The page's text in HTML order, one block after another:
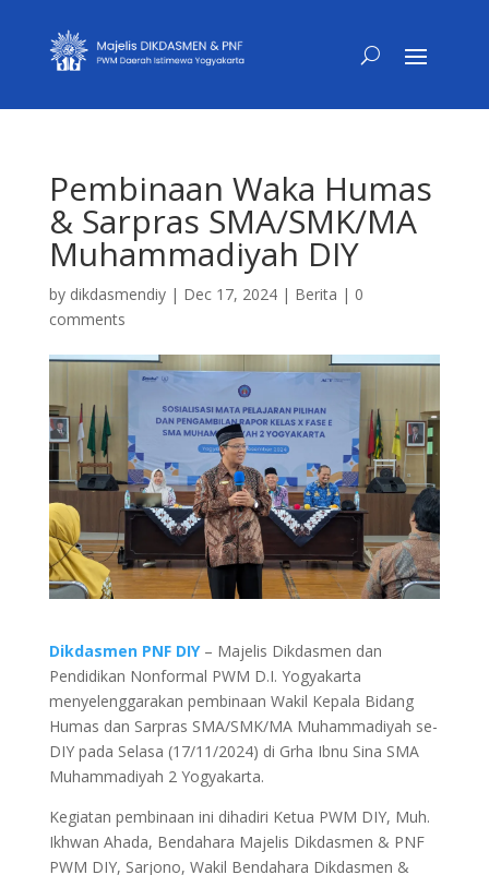
Pembinaan Waka Humas
& Sarpras SMA/SMK/MA
Muhammadiyah DIY
by dikdasmendiy| Dec 17, 2024| Berita | 0
comments
Dikdasmen PNF DIY– Majelis Dikdasmen dan
Pendidikan Nonformal PWM D.I. Yogyakarta
menyelenggarakan pembinaan Wakil Kepala Bidang
Humas dan Sarpras SMA/SMK/MA Muhammadiyah se-
DIY pada Selasa (17/11/2024) di Grha Ibnu Sina SMA
Muhammadiyah 2 Yogyakarta.
Kegiatan pembinaan ini dihadiri Ketua PWM DIY, Muh.
Ikhwan Ahada, Bendahara Majelis Dikdasmen & PNF
PWM DIY, Sarjono, Wakil Bendahara Dikdasmen &